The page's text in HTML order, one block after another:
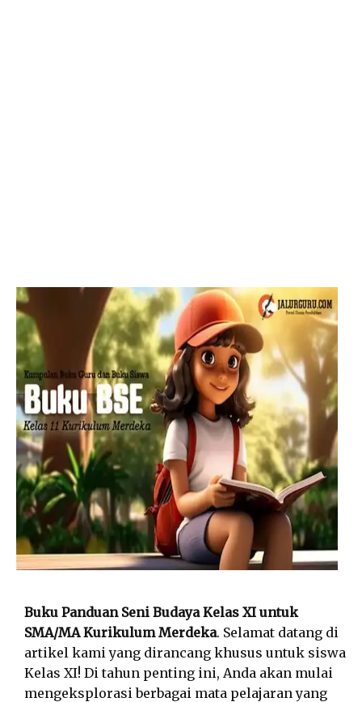
Buku Panduan Seni Budaya Kelas XI untuk
SMA/MA Kurikulum Merdeka. Selamat datang di
artikel kami yang dirancang khusus untuk siswa
Kelas XI! Di tahun penting ini, Anda akan mulai
mengeksplorasi berbagai mata pelajaran yang